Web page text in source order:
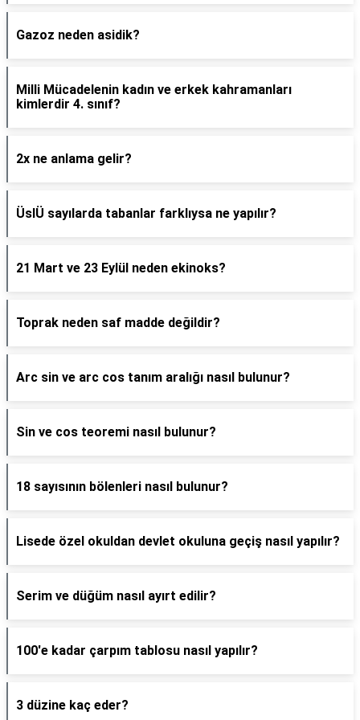
Gazoz neden asidik?
Milli Mücadelenin kadın ve erkek kahramanları
kimlerdir 4. sınıf?
2x ne anlama gelir?
ÜslÜ sayılarda tabanlar farklıysa ne yapılır?
21 Mart ve 23 Eylül neden ekinoks?
Toprak neden saf madde değildir?
Arc sin ve arc cos tanım aralığı nasıl bulunur?
Sin ve cos teoremi nasıl bulunur?
18 sayısının bölenleri nasıl bulunur?
Lisede özel okuldan devlet okuluna geçiş nasıl yapılır?
Serim ve düğüm nasıl ayırt edilir?
100'e kadar çarpım tablosu nasıl yapılır?
3 düzine kaç eder?